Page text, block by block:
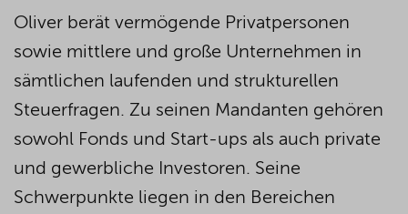
Oliver berät vermögende Privatpersonen
sowie mittlere und große Unternehmen in
sämtlichen laufenden und strukturellen
Steuerfragen. Zu seinen Mandanten gehören
sowohl Fonds und Start-ups als auch private
und gewerbliche Investoren. Seine
Schwerpunkte liegen in den Bereichen